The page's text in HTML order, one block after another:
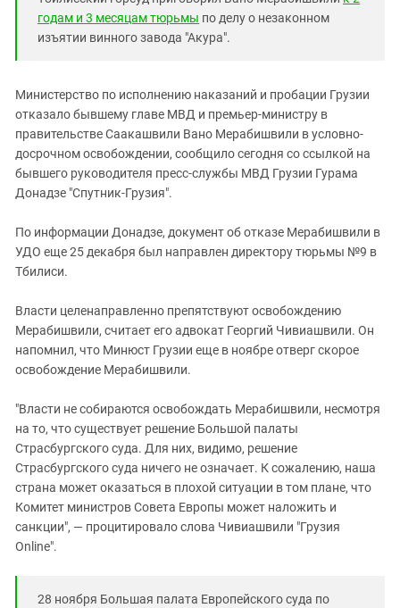
годам и 3 месяцам тюрьмы по делу о незаконном
изъятии винного завода "Акура".
Министерство по исполнению наказаний и пробации Грузии
отказало бывшему главе МВД и премьер-министру в
правительстве Саакашвили Вано Мерабишвили в условно-
досрочном освобождении, сообщило сегодня со ссылкой на
бывшего руководителя пресс-службы МВД Грузии Гурама
Донадзе "Спутник-Грузия".
По информации Донадзе, документ об отказе Мерабишвили в
УДО еще 25 декабря был направлен директору тюрьмы №9 в
Тбилиси.
Власти целенаправленно препятствуют освобождению
Мерабишвили, считает его адвокат Георгий Чивиашвили. Он
напомнил, что Минюст Грузии еще в ноябре отверг скорое
освобождение Мерабишвили.
"Власти не собираются освобождать Мерабишвили, несмотря
на то, что существует решение Большой палаты
Страсбургского суда. Для них, видимо, решение
Страсбургского суда ничего не означает. К сожалению, наша
страна может оказаться в плохой ситуации в том плане, что
Комитет министров Совета Европы может наложить и
санкции", — процитировало слова Чивиашвили "Грузия
Online".
28 ноября Большая палата Европейского суда по